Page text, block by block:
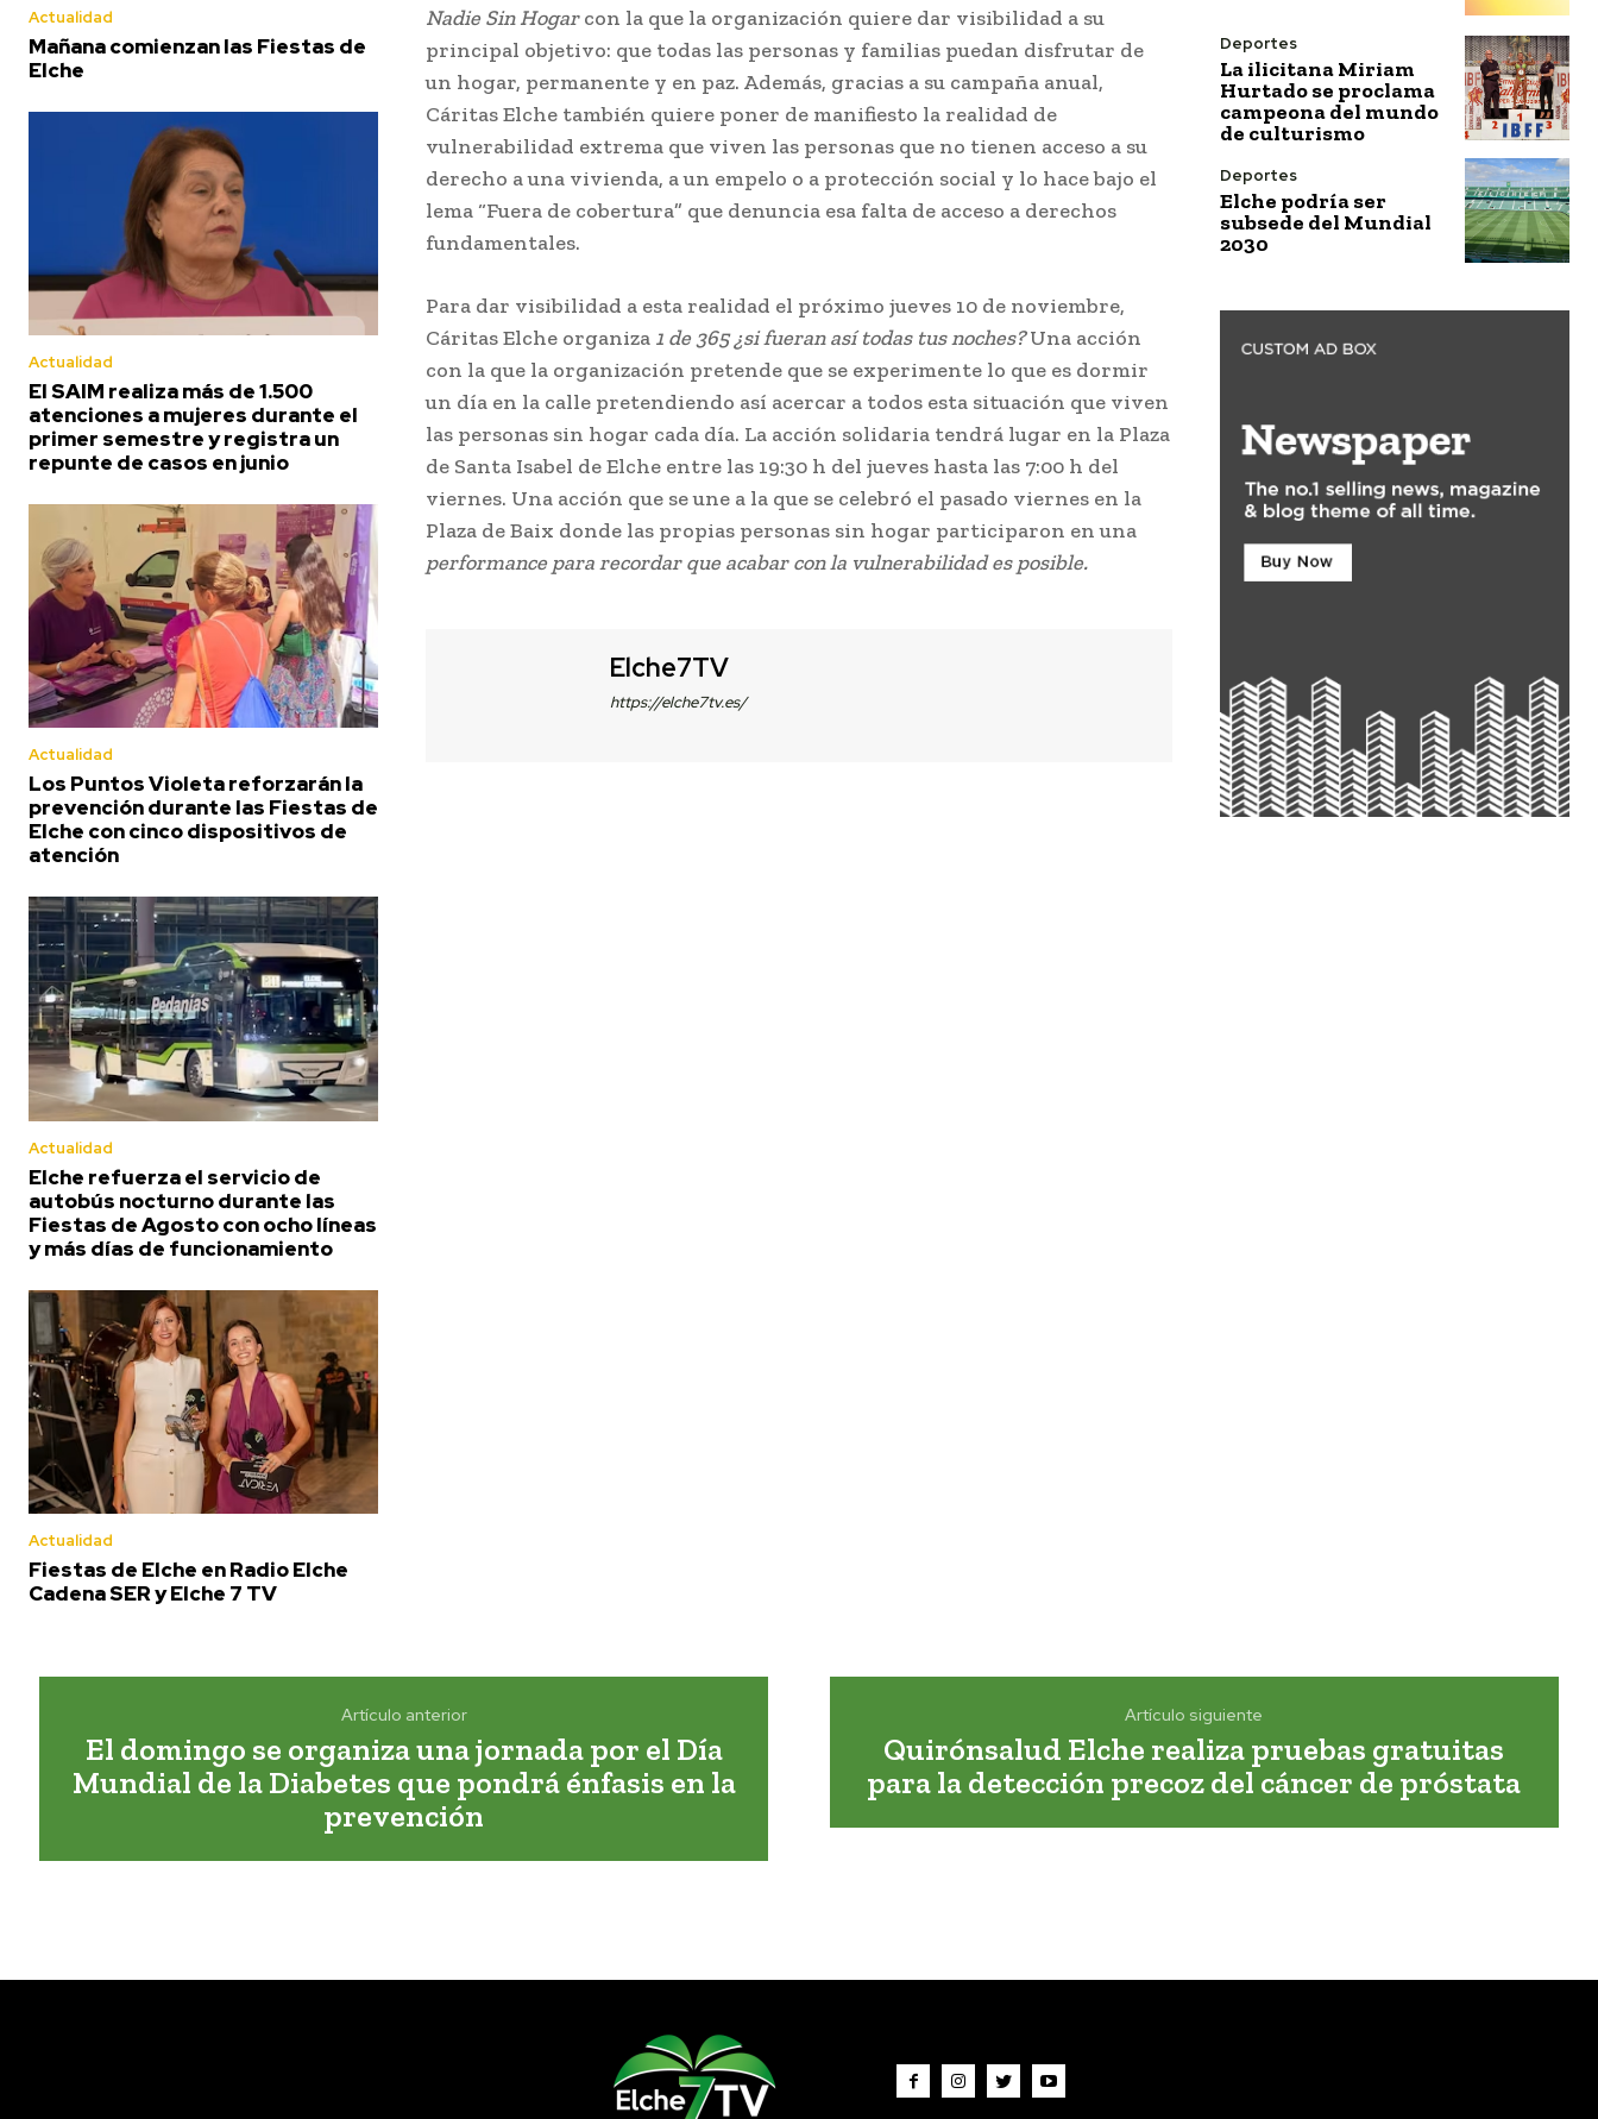
Actualidad
Mañana comienzan las Fiestas de
Elche
Actualidad
El SAIM realiza más de 1.500
atenciones a mujeres durante el
primer semestre y registra un
repunte de casos en junio
Actualidad
Los Puntos Violeta reforzarán la
prevención durante las Fiestas de
Elche con cinco dispositivos de
atención
Actualidad
Elche refuerza el servicio de
autobús nocturno durante las
Fiestas de Agosto con ocho líneas
y más días de funcionamiento
Actualidad
Fiestas de Elche en Radio Elche
Cadena SER y Elche 7 TV
Nadie Sin Hogarcon la que la organización quiere dar visibilidad a su
principal objetivo: que todas las personas y familias puedan disfrutar de
un hogar, permanente y en paz. Además, gracias a su campaña anual,
Cáritas Elche también quiere poner de manifiesto la realidad de
vulnerabilidad extrema que viven las personas que no tienen acceso a su
derecho a una vivienda, a un empelo o a protección social y lo hace bajo el
lema “Fuera de cobertura” que denuncia esa falta de acceso a derechos
fundamentales.
Para dar visibilidad a esta realidad el próximo jueves 10 de noviembre,
Cáritas Elche organiza 1 de 365 ¿si fueran así todas tus noches?Una acción
con la que la organización pretende que se experimente lo que es dormir
un día en la calle pretendiendo así acercar a todos esta situación que viven
las personas sin hogar cada día. La acción solidaria tendrá lugar en la Plaza
de Santa Isabel de Elche entre las 19:30 h del jueves hasta las 7:00 h del
viernes. Una acción que se une a la que se celebró el pasado viernes en la
Plaza de Baix donde las propias personas sin hogar participaron en una
performance para recordar que acabar con la vulnerabilidad es posible.
Elche7TV
https://elche7tv.es/
Deportes
La ilicitana Miriam
Hurtado se proclama
campeona del mundo
de culturismo
Deportes
Elche podría ser
subsede del Mundial
2030
Artículo anterior
El domingo se organiza una jornada por el Día
Mundial de la Diabetes que pondrá énfasis en la
prevención
Artículo siguiente
Quirónsalud Elche realiza pruebas gratuitas
para la detección precoz del cáncer de próstata